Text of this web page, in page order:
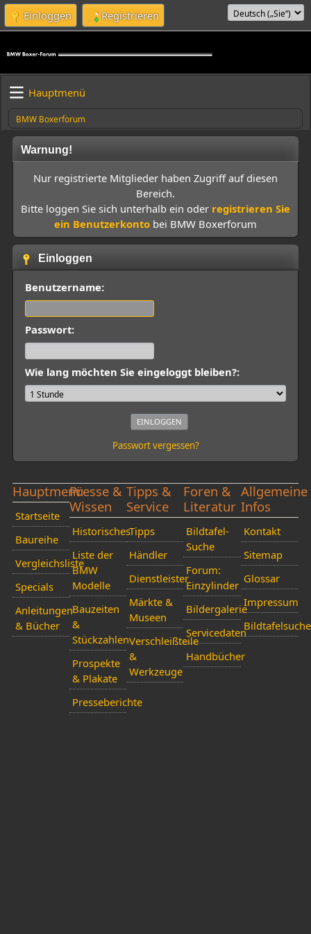
Einloggen Registrieren
Hauptmenü
BMW Boxerforum
Warnung!
Nur registrierte Mitglieder haben Zugriff auf diesen
Bereich.
Bitte loggen Sie sich unterhalb ein oder registrieren Sie
ein Benutzerkonto bei BMW Boxerforum
Einloggen
Benutzername:
Passwort:
Wie lang möchten Sie eingeloggt bleiben?:
Passwort vergessen?
Hauptmenü
Startseite
Baureihe
Vergleichsliste
Specials
Anleitungen
& Bücher
Presse &
Wissen
Historisches
Liste der
BMW
Modelle
Bauzeiten
&
Stückzahlen
Prospekte
& Plakate
Presseberichte
Tipps &
Service
Tipps
Händler
Dienstleister
Märkte &
Museen
Verschleißteile
&
Werkzeuge
Foren &
Literatur
Bildtafel-
Suche
Forum:
Einzylinder
Bildergalerie
Servicedaten
Handbücher
Allgemeine
Infos
Kontakt
Sitemap
Glossar
Impressum
Bildtafelsuche